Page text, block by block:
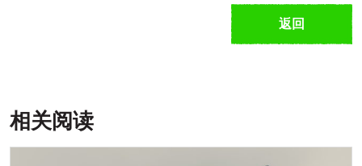
返回
相关阅读